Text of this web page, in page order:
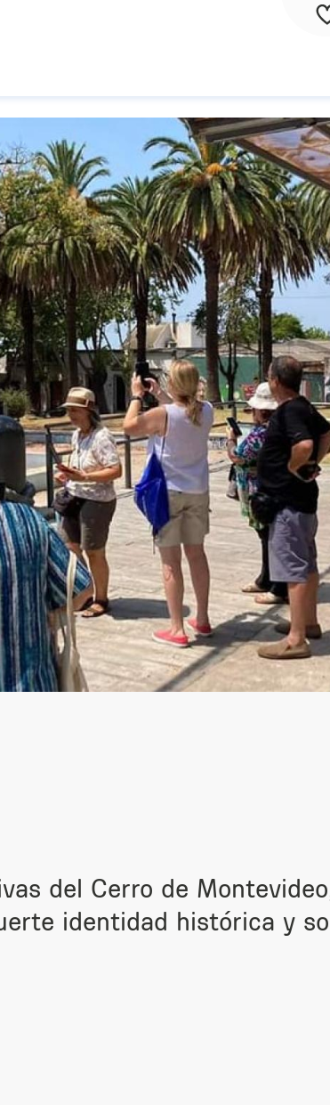
del Cerro de
identidad histórica y